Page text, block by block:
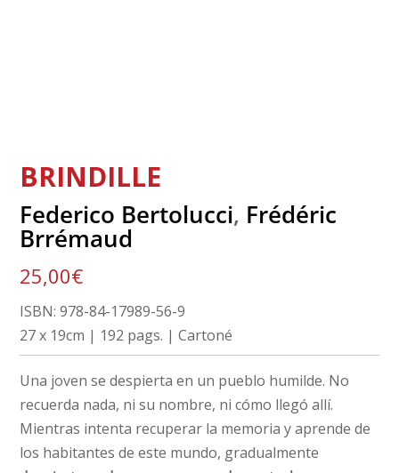
BRINDILLE
Federico Bertolucci, Frédéric
Brrémaud
25,00€
ISBN: 978-84-17989-56-9
27 x 19cm | 192 pags. | Cartoné
Una joven se despierta en un pueblo humilde. No
recuerda nada, ni su nombre, ni cómo llegó allí.
Mientras intenta recuperar la memoria y aprende de
los habitantes de este mundo, gradualmente